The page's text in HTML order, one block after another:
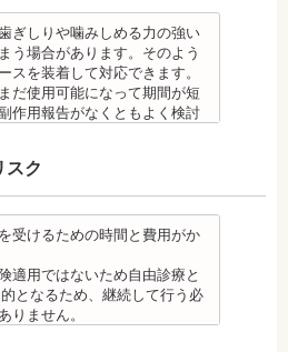
立ちます。
した場合は、矯正終了後に虫
くは、矯正中に器具を一度外
生じることがあります。
は虫歯や歯周病の治療が行え
前にこれらの治療を終わらせ
院で、事前に虫歯、歯周病の
があります。
から数年経過すると噛み合わ
あります。噛み合わせが悪く
合は、噛み合わせの治療を行
を招く事があります。また、
注射を行います。麻酔の中に
圧を上げる作用があるものも
に問題がある方が使用する
起こす場合があります。ま
らなかったり、熱いものを飲
、口腔内を傷つけるリスクが
悪心、嘔吐、アレルギー反応
する場合があります。治療終
る場合と器具を一度外して虫
あります。
置の周りなど、ブラッシング
分ができるため、虫歯や歯周
ます。間食を控え、矯正治療
たあとに、皮膚や口腔の粘膜
きた場合は、速やかに歯科医
さい。
十分なスペースがない場合
場合もあります。健康上問題
りますので、歯科医師の判断
題がある方が使用すると、動
場合があります。また、頬を
たり、熱いものを飲んでもわ
を傷つけるリスクがありま
って悪心、嘔吐、アレルギー
ります。
ます。この場合は、インプラ
あります。また、蓄膿症の治
治療が必要な場合もありま
れ歯の治療とは異なり、外科
ます。手術により今までは何
ます。免疫力や抵抗力が低下
方は、事前に生活習慣の改
場合があります。
ぐには違和感があったり、痛
発生する場合がありますが、
ついては一時的なもので、多
ります。
ぎしりや噛みしめる力の強い
う場合があります。そのよう
スを装着して対応できます。
だ使用可能になって期間が短
作用報告がなくともよく検討
れてしまうのではなく、表面
ンというセラミックが割れて
くあります。
、ポーセレンというセラミッ
度が、セラミック同士との場
との場合に比べて、若干弱い
他にも、激しい歯ぎしりをす
もセラミックの部分はジルコ
スク
受けるための時間と費用がか
適用ではないため自由診療と
となるため、継続して行う必
りません。